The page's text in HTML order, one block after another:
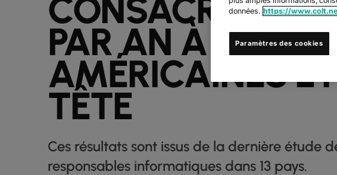
CONSACRE 750
PAR AN À L'IA,
AMÉRICAINES
TÊTE
Ces résultats sont issus de la dernière étude
responsables informatiques dans 13 pays.
données. https://
Paramètres des cookies